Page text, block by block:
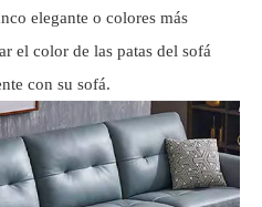
elegante o colores más
el color de las patas del sofá
con su sofá.